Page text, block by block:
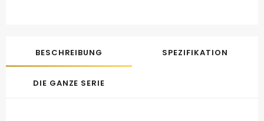
BESCHREIBUNG SPEZIFIKATION
DIE GANZE SERIE